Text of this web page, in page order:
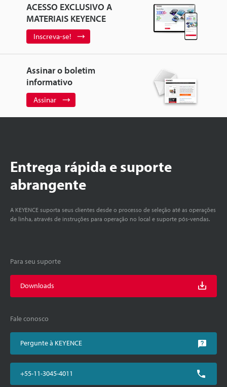
ACESSO EXCLUSIVO A
MATERIAIS KEYENCE
Inscreva-se!
Assinar o boletim
informativo
Assinar
Entrega rápida e suporte
abrangente
A KEYENCE suporta seus clientes desde o processo de seleção até as operações
de linha, através de instruções para operação no local e suporte pós-vendas.
Para seu suporte
Downloads
Fale conosco
Pergunte à KEYENCE
+55-11-3045-4011